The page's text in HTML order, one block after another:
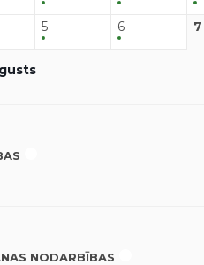
5 6 7
NODARBĪBAS